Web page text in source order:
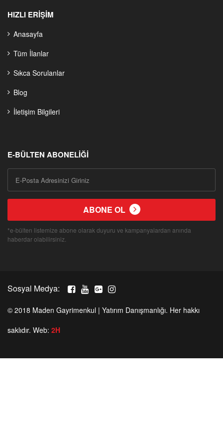
HIZLI ERİŞİM
Anasayfa
Tüm İlanlar
Sıkca Sorulanlar
Blog
İletişim Bilgileri
E-BÜLTEN ABONELİĞİ
ABONE OL
*e-bülten listemize abone olarak duyuru ve kampanyalardan anında
haberdar olabilirsiniz.
Sosyal Medya:
© 2018 Maden Gayrimenkul | Yatırım Danışmanlığı. Her hakkı
saklıdır. Web: 2H